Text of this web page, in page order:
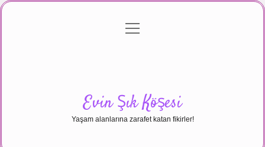
Gizlilik Politikası
menüyü
Evin Şık Köşesi
Yaşam alanlarına zarafet katan fikirler!